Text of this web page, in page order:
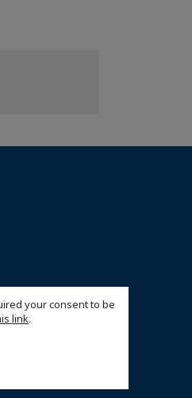
your consent to be
link.